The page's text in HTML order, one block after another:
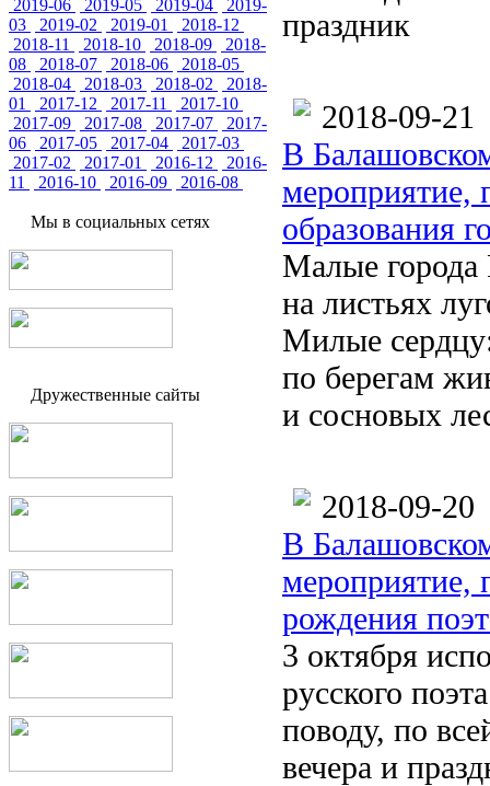
2019-06
2019-05 2019-04
2019-
03
2019-02 2019-01
2018-12
2018-11
2018-10 2018-09
2018-
08
2018-07 2018-06
2018-05
2018-04
2018-03 2018-02
2018-
01
2017-12 2017-11
2017-10
2017-09
2017-08 2017-07
2017-
06
2017-05 2017-04
2017-03
2017-02
2017-01 2016-12
2016-
11
2016-10 2016-09 2016-08
Мы в социальных сетях
Дружественные сайты
праздник
2018-09-21
В
мероприятие,
образования
Малые города
на листьях
Милые
по берегам
и сосновых
2018-09-20
В
мероприятие,
рождения
3 октября
русского
поводу, по
вечера и